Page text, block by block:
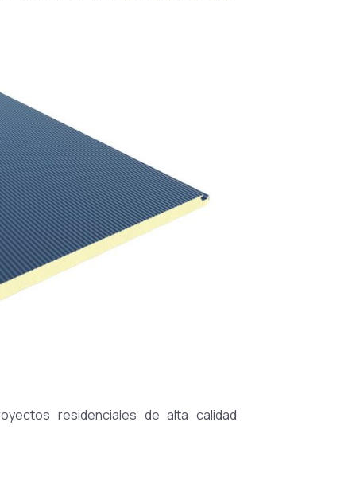
residenciales de alta calidad